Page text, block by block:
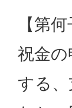
【第
祝金
する